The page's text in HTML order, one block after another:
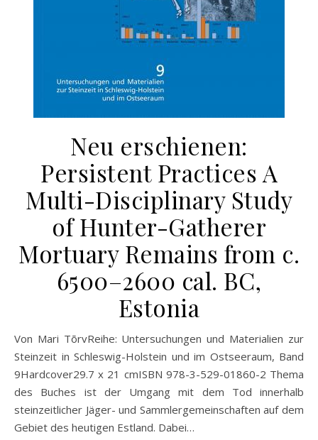
Neu erschienen:
Persistent Practices A
Multi-Disciplinary Study
of Hunter-Gatherer
Mortuary Remains from c.
6500–2600 cal. BC,
Estonia
Von Mari TõrvReihe: Untersuchungen und Materialien zur
Steinzeit in Schleswig-Holstein und im Ostseeraum, Band
9Hardcover29.7 x 21 cmISBN 978-3-529-01860-2 Thema
des Buches ist der Umgang mit dem Tod innerhalb
steinzeitlicher Jäger- und Sammlergemeinschaften auf dem
Gebiet des heutigen Estland. Dabei…